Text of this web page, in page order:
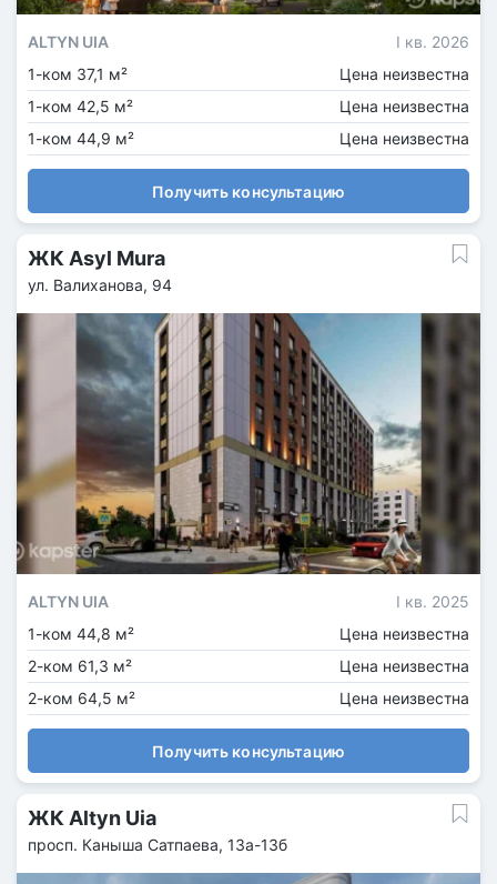
ALTYN UIA
I кв. 2026
1-ком 37,1 м²
Цена неизвестна
1-ком 42,5 м²
Цена неизвестна
1-ком 44,9 м²
Цена неизвестна
Получить консультацию
ЖК Asyl Mura
ул. Валиханова, 94
ALTYN UIA
I кв. 2025
1-ком 44,8 м²
Цена неизвестна
2-ком 61,3 м²
Цена неизвестна
2-ком 64,5 м²
Цена неизвестна
Получить консультацию
ЖК Altyn Uia
просп. Каныша Сатпаева, 13а-13б